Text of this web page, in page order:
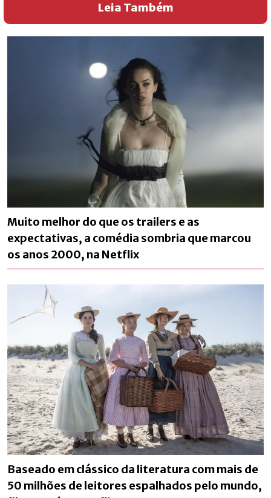
Leia Também
Muito melhor do que os trailers e as
expectativas, a comédia sombria que marcou
os anos 2000, na Netflix
Baseado em clássico da literatura com mais de
50 milhões de leitores espalhados pelo mundo,